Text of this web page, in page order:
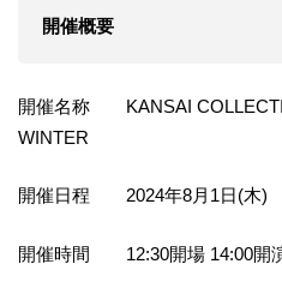
開催概要
開催名称 KANSAI
WINTER
開催日程 2024年8月1日(木)
開催時間 12:30開場 14:00開演